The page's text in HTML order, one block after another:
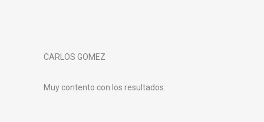
CARLOS GOMEZ
Muy contento con los resultados.